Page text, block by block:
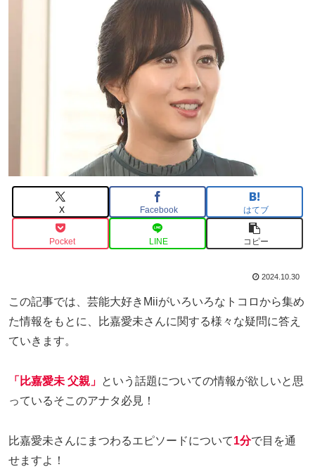
X Facebook はてブ
Pocket LINE コピー
2024.10.30
この記事では、芸能大好きMiiがいろいろなトコロから集め
た情報をもとに、比嘉愛未さんに関する様々な疑問に答え
ていきます。
「比嘉愛未 父親」 という話題についての情報が欲しいと思
っているそこのアナタ必見！
比嘉愛未さんにまつわるエピソードについて1分で目を通
せますよ！